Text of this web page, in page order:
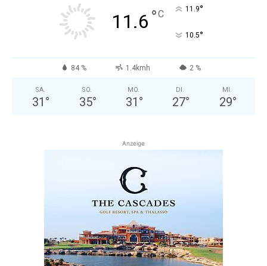
11.6 °C 11.9°
10.5°
84 % 1.4kmh 2 %
SA.
31 °
SO.
35°
MO.
31 °
DI.
27°
MI.
29°
Anzeige